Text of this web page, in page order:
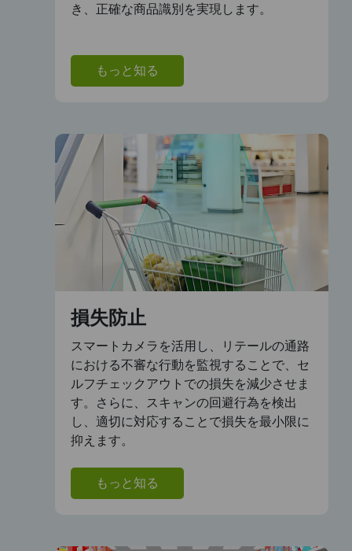
き、正確な商品識別を実現します。
もっと知る
損失防止
スマートカメラを活用し、リテールの通路
における不審な行動を監視することで、セ
ルフチェックアウトでの損失を減少させま
す。さらに、スキャンの回避行為を検出
し、適切に対応することで損失を最小限に
抑えます。
もっと知る